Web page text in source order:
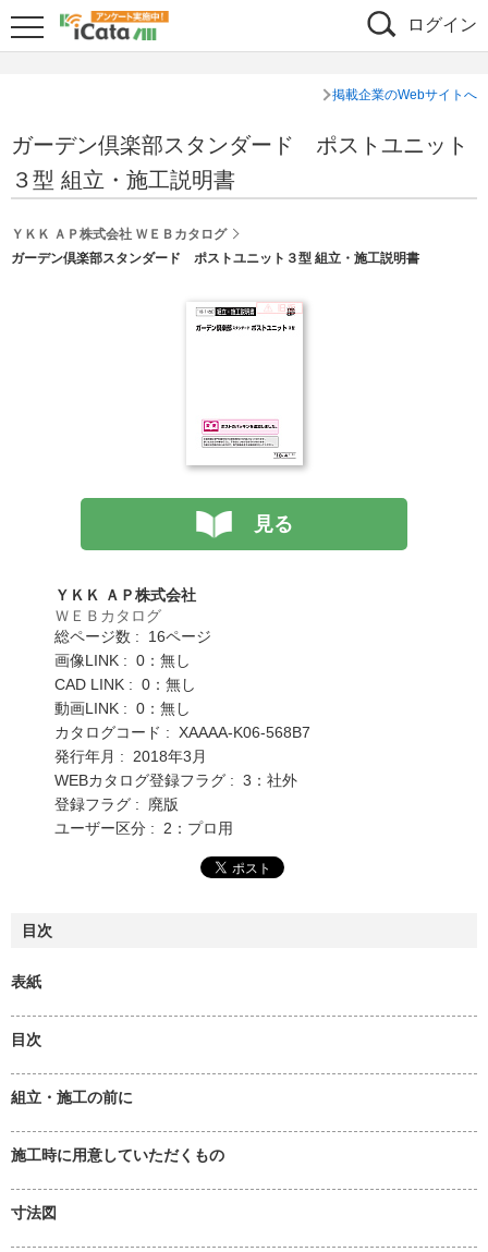
ログイン
掲載企業のWebサイトへ
ガーデン倶楽部スタンダード ポストユニット
３型 組立・施工説明書
ＹＫＫ ＡＰ株式会社 ＷＥＢカタログ
ガーデン倶楽部スタンダード ポストユニット３型 組立・施工説明書
見る
ＹＫＫ ＡＰ株式会社
ＷＥＢカタログ
総ページ数 : 16ページ
画像LINK : 0：無し
CAD LINK : 0：無し
動画LINK : 0：無し
カタログコード : XAAAA-K06-568B7
発行年月 : 2018年3月
WEBカタログ登録フラグ : 3：社外
登録フラグ : 廃版
ユーザー区分 : 2：プロ用
目次
表紙
目次
組立・施工の前に
施工時に用意していただくもの
寸法図